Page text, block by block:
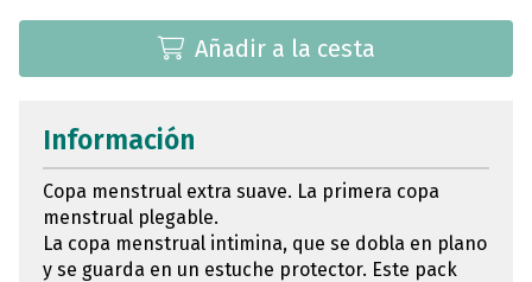
Añadir a la cesta
Información
Copa menstrual extra suave. La primera copa
menstrual plegable.
La copa menstrual intimina, que se dobla en plano
y se guarda en un estuche protector. Este pack